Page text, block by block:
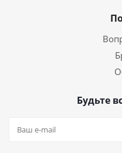
Будьте